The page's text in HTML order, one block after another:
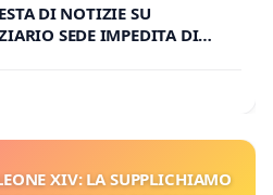
DI NOTIZIE SU
SEDE IMPEDITA DI
XIV: LA SUPPLICHIAMO